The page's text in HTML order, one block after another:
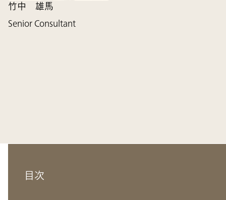
竹中 雄馬
Senior Consultant
目次